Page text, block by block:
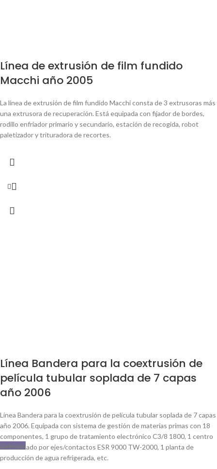
Línea de extrusión de film fundido
Macchi año 2005
La línea de extrusión de film fundido Macchi consta de 3 extrusoras más
una extrusora de recuperación. Está equipada con fijador de bordes,
rodillo enfriador primario y secundario, estación de recogida, robot
paletizador y trituradora de recortes.
Caliente
Línea Bandera para la coextrusión de
película tubular soplada de 7 capas
año 2006
Línea Bandera para la coextrusión de película tubular soplada de 7 capas
año 2006. Equipada con sistema de gestión de materias primas con 18
componentes, 1 grupo de tratamiento electrónico C3/8 1800, 1 centro
de bobinado por ejes/contactos ESR 9000 TW-2000, 1 planta de
producción de agua refrigerada, etc.